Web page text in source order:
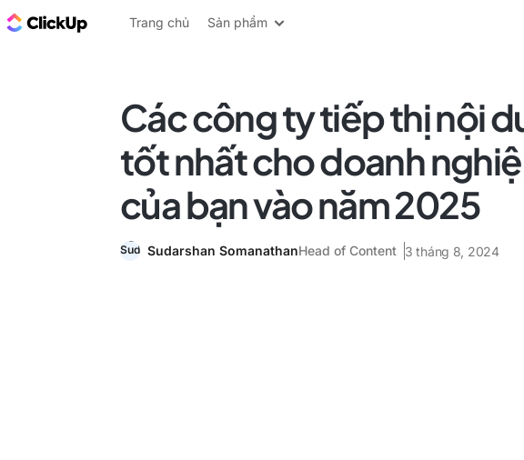
ClickUp Blog
Trang chủ Sản phẩm
Các công ty tiếp thị nội
tốt nhất cho doanh
của bạn vào năm 2025
Sudarshan SomanathanHead of Content 3 tháng 8, 2024